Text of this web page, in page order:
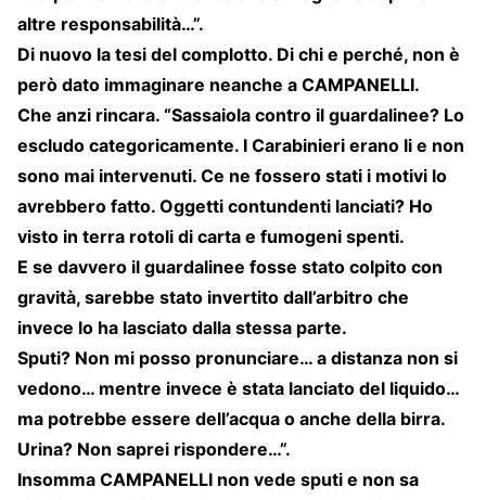
altre responsabilità…”.
Di nuovo la tesi del complotto. Di chi e perché, non è
però dato immaginare neanche a CAMPANELLI.
Che anzi rincara. “Sassaiola contro il guardalinee? Lo
escludo categoricamente. I Carabinieri erano li e non
sono mai intervenuti. Ce ne fossero stati i motivi lo
avrebbero fatto. Oggetti contundenti lanciati? Ho
visto in terra rotoli di carta e fumogeni spenti.
E se davvero il guardalinee fosse stato colpito con
gravità, sarebbe stato invertito dall’arbitro che
invece lo ha lasciato dalla stessa parte.
Sputi? Non mi posso pronunciare… a distanza non si
vedono… mentre invece è stata lanciato del liquido…
ma potrebbe essere dell’acqua o anche della birra.
Urina? Non saprei rispondere…”.
Insomma CAMPANELLI non vede sputi e non sa